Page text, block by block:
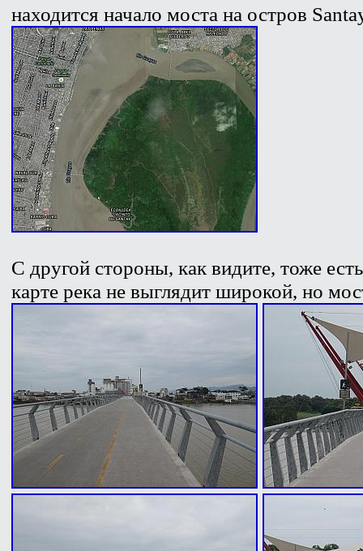
находится начало моста на остров
С другой стороны, как видите, тоже
карте река не выглядит широкой, но